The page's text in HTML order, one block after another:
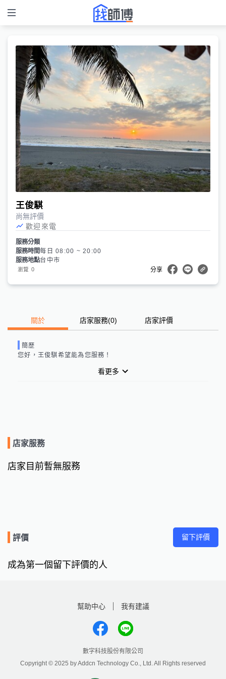
王俊騏
尚無評價
歡迎來電
服務分類
服務時間每日 08:00 ~ 20:00
服務地點台中市
瀏覽 0 分享
關於 店家服務(0) 店家評價
簡歷
您好， 王俊騏希望能為您服務！
看更多
店家服務
店家目前暫無服務
評價 留下評價
成為第一個留下評價的人
幫助中心 我有建議
數字科技股份有限公司
Copyright © 2025 by Addcn Technology Co., Ltd. All Rights reserved